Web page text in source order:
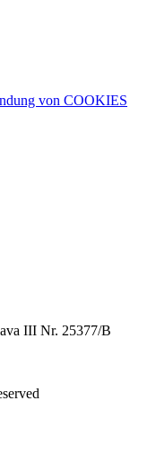
von COOKIES
III Nr. 25377/B